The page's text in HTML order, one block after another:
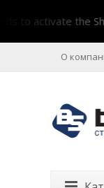
activate the
О